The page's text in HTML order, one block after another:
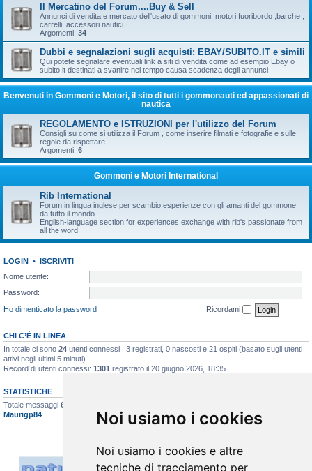
Noi usiamo i cookies
Noi usiamo i cookies e altre
tecniche di tracciamento per
Il Mercatino del Forum....Buy & Sell
Annunci di vendita e mercato dell'usato di gommoni, motori fuoribordo ,barche ,
carrelli, accessori nautici
Argomenti: 34
Dubbi e segnalazioni sugli acquisti: EBAY/SUBITO.IT e simili
Qui potete segnalare eventuali link a siti di vendita come ad esempio Ebay o
subito.it destinati a svanire nel tempo causa scadenza degli annunci
Benvenuti in Gommoni e Motori, il sito di tutti i gommonauti ed appassionati di
nautica
REGOLAMENTO e ISTRUZIONI per l'utilizzo del Forum
Consigli su come si utilizza il Forum , come inserire filmati e fotografie e sulle
regole da rispettare
Argomenti: 6
Gommoni e Motori International
Rib International
Forum in lingua inglese per scambio esperienze con gli amanti del gommone
da tutto il mondo
English-language section for experiences exchange with rib's passionate from
all the word
LOGIN • ISCRIVITI
Nome utente:
Password:
Ho dimenticato la password
Ricordami
CHI C’È IN LINEA
In totale ci sono 24 utenti connessi : 3 registrati, 0 nascosti e 21 ospiti (basato sugli utenti
attivi negli ultimi 5 minuti)
Record di utenti connessi: 1301 registrato il 20 giugno 2026, 18:35
STATISTICHE
Totale messaggi 6620
Maurigp84